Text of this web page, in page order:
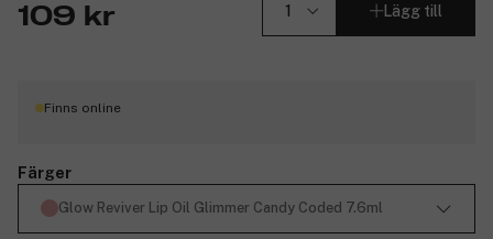
109 kr Lägg till
Finns online
Färger
Glow Reviver Lip Oil Glimmer Candy Coded 7.6ml